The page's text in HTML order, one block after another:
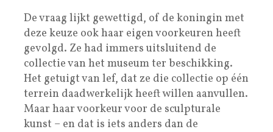
De vraag lijkt gewettigd, of de koningin met
deze keuze ook haar eigen voorkeuren heeft
gevolgd. Ze had immers uitsluitend de
collectie van het museum ter beschikking.
Het getuigt van lef, dat ze die collectie op één
terrein daadwerkelijk heeft willen aanvullen.
Maar haar voorkeur voor de sculpturale
kunst – en dat is iets anders dan de